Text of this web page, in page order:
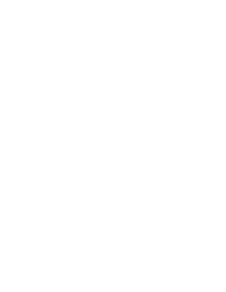
人员伤亡情况